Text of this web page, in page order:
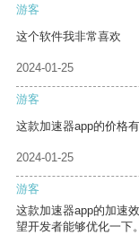
游客
这个软件我非常喜欢
2024-01-25
游客
这款加速器app的价格
2024-01-25
游客
这款加速器app的加速
望开发者能够优化一下。